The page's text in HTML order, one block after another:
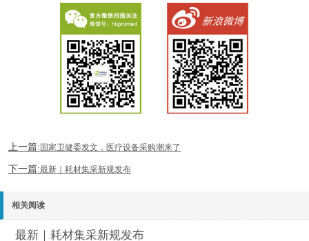
上一篇: 国家卫健委发文，医疗设备采购潮来了
下一篇:最新｜耗材集采新规发布
相关阅读
最新｜耗材集采新规发布